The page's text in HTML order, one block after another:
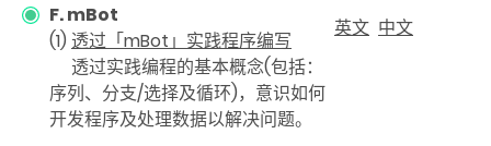
F. mBot
(1) 透过「mBot」实践程序编写
透过实践编程的基本概念(包括：
序列、分支/选择及循环)，意识如何
开发程序及处理数据以解决问题。
英文 中文